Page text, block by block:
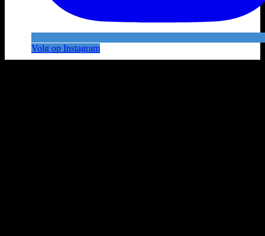
Volg op Instagram